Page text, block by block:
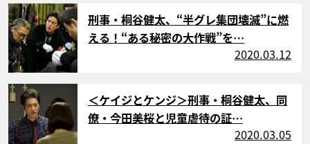
サムネイル
刑事・桐谷健太、“半グレ集団壊滅”に燃
える！“ある秘密の大作戦”を…
2020.03.12
サムネイル
＜ケイジとケンジ＞刑事・桐谷健太、同
僚・今田美桜と児童虐待の証…
2020.03.05